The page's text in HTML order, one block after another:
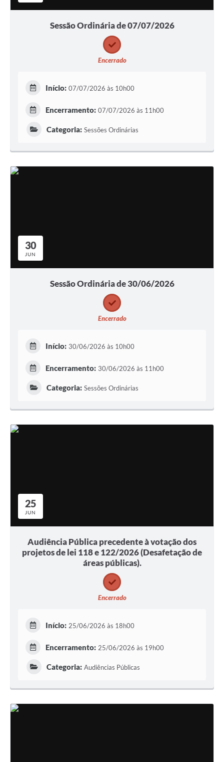
Sessão Ordinária de 07/07/2026
Encerrado
Início: 07/07/2026 às 10h00
Encerramento: 07/07/2026 às 11h00
Categoria: Sessões Ordinárias
30
JUN
Sessão Ordinária de 30/06/2026
Encerrado
Início: 30/06/2026 às 10h00
Encerramento: 30/06/2026 às 11h00
Categoria: Sessões Ordinárias
25
JUN
Audiência Pública precedente à votação dos
projetos de lei 118 e 122/2026 (Desafetação de
áreas públicas).
Encerrado
Início: 25/06/2026 às 18h00
Encerramento: 25/06/2026 às 19h00
Categoria: Audiências Públicas